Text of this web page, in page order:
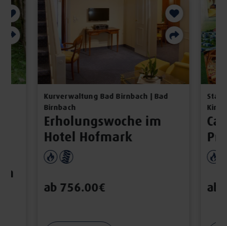
Kurverwaltung Bad Birnbach | Bad
Birnbach
Erholungswoche im
Hotel Hofmark
ab 756.00€ ab